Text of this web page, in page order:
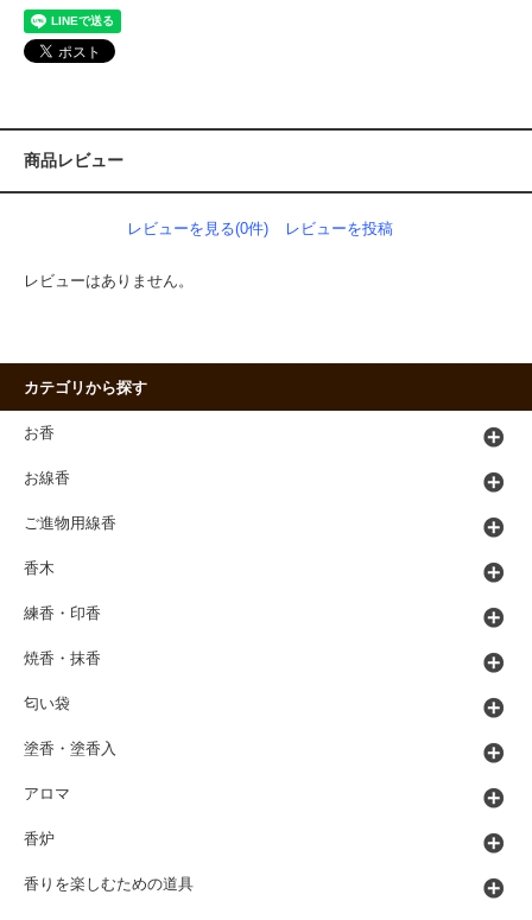
商品レビュー
レビューを見る(0件) レビューを投稿
レビューはありません。
カテゴリから探す
お香
お線香
ご進物用線香
香木
練香・印香
焼香・抹香
匂い袋
塗香・塗香入
アロマ
香炉
香りを楽しむための道具